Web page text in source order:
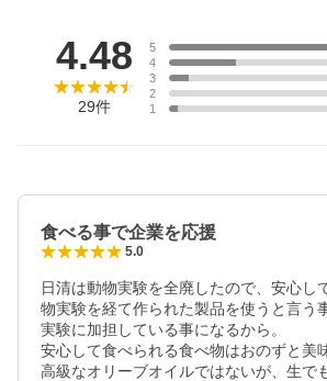
4.48
29件
5
4
3
2
1
食べる事で企業を応援
5.0
日清は動物実験を全廃したので、安心し
物実験を経て作られた製品を使うと言う
実験に加担している事になるから。
安心して食べられる食べ物はおのずと美
高級なオリーブオイルではないが、生で